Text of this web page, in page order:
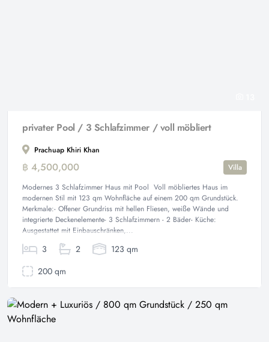
privater Pool / 3 Schlafzimmer / voll möbliert
Prachuap Khiri Khan
฿ 4,500,000
Villa
Modernes 3 Schlafzimmer Haus mit Pool Voll möbliertes Haus im
modernen Stil mit 123 qm Wohnfläche auf einem 200 qm Grundstück.
Merkmale:- Offener Grundriss mit hellen Fliesen, weiße Wände und
integrierte Deckenelemente- 3 Schlafzimmern - 2 Bäder- Küche:
Ausgestattet mit Einbauschränken,...
3 2
123 qm
200 qm